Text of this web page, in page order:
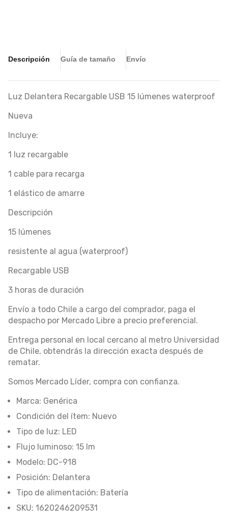
Descripción Guía de tamaño Envío
Luz Delantera Recargable USB 15 lúmenes waterproof
Nueva
Incluye:
1 luz recargable
1 cable para recarga
1 elástico de amarre
Descripción
15 lúmenes
resistente al agua (waterproof)
Recargable USB
3 horas de duración
Envío a todo Chile a cargo del comprador, paga el
despacho por Mercado Libre a precio preferencial.
Entrega personal en local cercano al metro Universidad
de Chile, obtendrás la dirección exacta después de
rematar.
Somos Mercado Líder, compra con confianza.
Marca: Genérica
Condición del ítem: Nuevo
Tipo de luz: LED
Flujo luminoso: 15 lm
Modelo: DC-918
Posición: Delantera
Tipo de alimentación: Batería
SKU: 1620246209531